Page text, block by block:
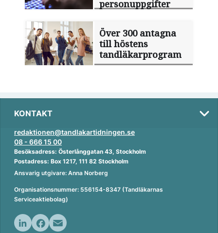
personuppgifter
Över 300 antagna
till höstens
tandläkarprogram
KONTAKT
redaktionen@tandlakartidningen.se
08 - 666 15 00
Besöksadress: Österlånggatan 43, Stockholm
Postadress: Box 1217, 111 82 Stockholm
Ansvarig utgivare: Anna Norberg
Organisationsnummer: 556154-8347 (Tandläkarnas
Serviceaktiebolag)